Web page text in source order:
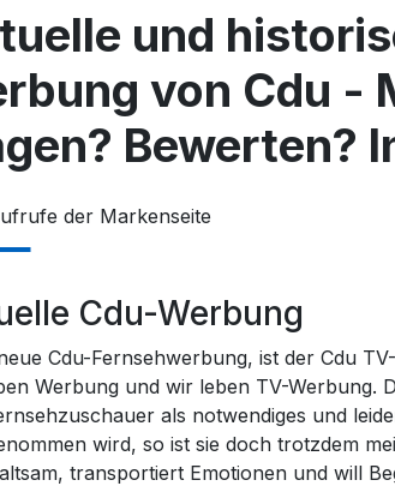
und
von Cdu -
Bewerten?
der Markenseite
Cdu-Werbung
Cdu-Fernsehwerbung, ist der Cdu
Werbung und wir leben TV-Werbung.
als notwendiges und
wird, so ist sie doch trotzdem
transportiert Emotionen und will